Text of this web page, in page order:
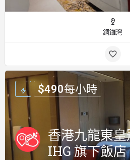
銅鑼灣
香港九龍東
IHG 旗下飯店
$490每小時